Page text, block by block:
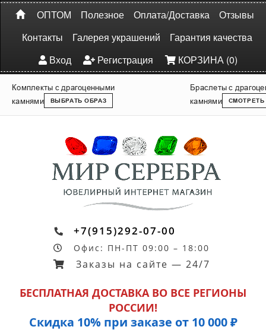
ОПТОМ Полезное Оплата/Доставка
Отзывы
Контакты
Галерея украшений
Гарантия качества
Вход
Регистрация КОРЗИНА (0)
Комплекты с драгоценными
камнями
ВЫБРАТЬ ОБРАЗ
Браслеты с
камнями
СМОТРЕТЬ
+7(915)292-07-00
Офис: ПН-ПТ 09:00 – 18:00
Заказы на сайте — 24/7
БЕСПЛАТНАЯ ДОСТАВКА ВО ВСЕ РЕГИОНЫ
РОССИИ!
Скидка 10% при заказе от 10 000 ₽